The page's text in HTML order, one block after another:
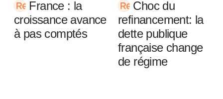
France : la
croissance avance
à pas comptés
Choc du
refinancement: la
dette publique
française change
de régime